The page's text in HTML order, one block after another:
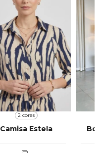
2 cores
Camisa Estela